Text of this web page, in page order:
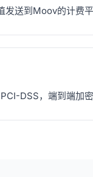
送到Moov的计费平
DSS，端到端加密